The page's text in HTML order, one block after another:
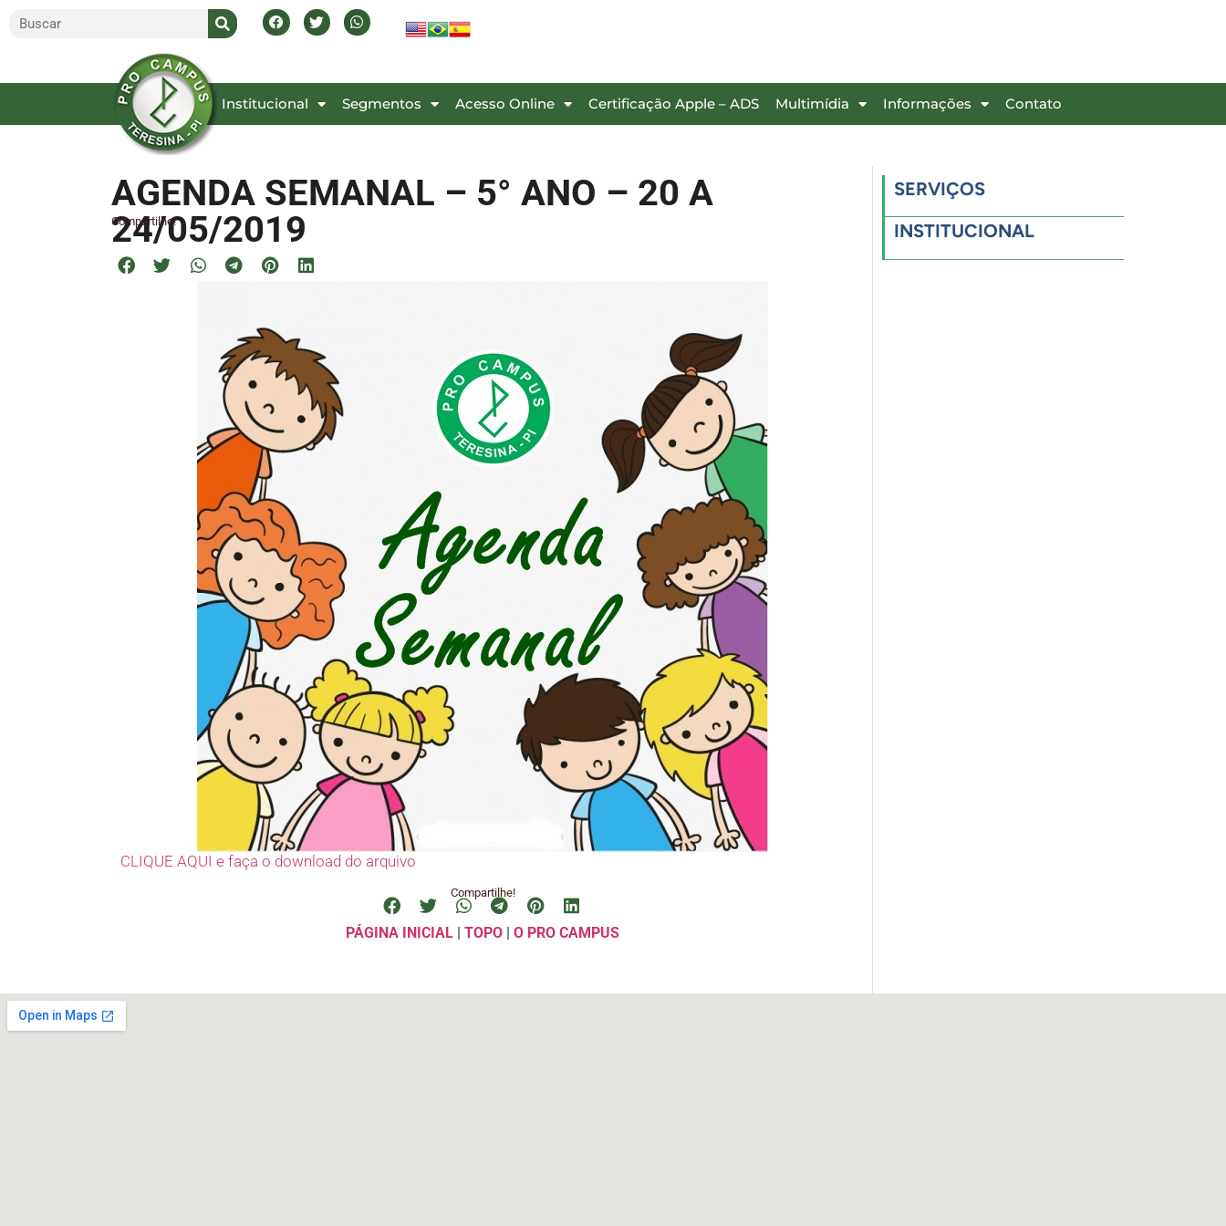
Inicial Institucional Segmentos Acesso Online Certificação Apple – ADS Multimídia Informações Contato
AGENDA SEMANAL – 5° ANO – 20 A
24/05/2019
Compartilhe!
CLIQUE AQUI e faça o download do arquivo
Compartilhe!
PÁGINA INICIAL | TOPO | O PRO CAMPUS
SERVIÇOS
INSTITUCIONAL